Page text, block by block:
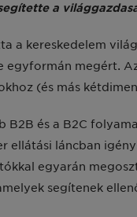
a
a kereskedelem
egyformán megért.
(és más
és a B2C
ellátási láncban
egyarán
segítenek